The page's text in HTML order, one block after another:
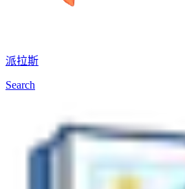
派拉斯
Search